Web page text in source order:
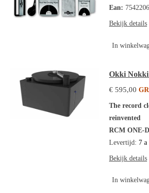
Ean:
Bekijk details
In
Okki Nokki
€ 595,00
The record
reinvented
RCM ONE-
Levertijd: 7 a
Bekijk details
In